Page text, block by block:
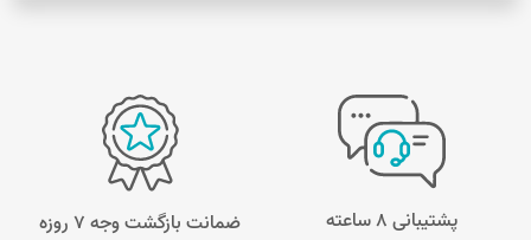
پشتیبانی 8 ساعته ضمانت بازگشت وجه ۷ روزه